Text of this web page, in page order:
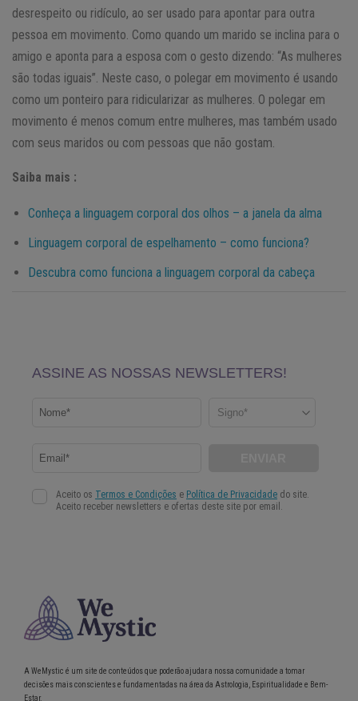
desrespeito ou ridículo, ao ser usado para apontar para outra
pessoa em movimento. Como quando um marido se inclina para o
amigo e aponta para a esposa com o gesto dizendo: “As mulheres
são todas iguais”. Neste caso, o polegar em movimento é usando
como um ponteiro para ridicularizar as mulheres. O polegar em
movimento é menos comum entre mulheres, mas também usado
com seus maridos ou com pessoas que não gostam.
Saiba mais :
Conheça a linguagem corporal dos olhos – a janela da alma
Linguagem corporal de espelhamento – como funciona?
Descubra como funciona a linguagem corporal da cabeça
A WeMystic é um site de conteúdos que poderão ajudar a nossa comunidade a tomar
decisões mais conscientes e fundamentadas na área da Astrologia, Espiritualidade e Bem-
Estar.